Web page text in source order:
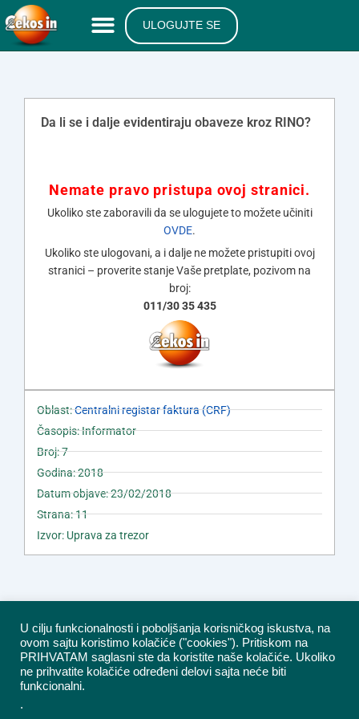
ULOGUJTE SE
Da li se i dalje evidentiraju obaveze kroz RINO?
Nemate pravo pristupa ovoj stranici.
Ukoliko ste zaboravili da se ulogujete to možete učiniti
OVDE.
Ukoliko ste ulogovani, a i dalje ne možete pristupiti ovoj
stranici – proverite stanje Vaše pretplate, pozivom na
broj:
011/30 35 435
Oblast:Centralni registar faktura (CRF)
Časopis: Informator
Broj: 7
Godina: 2018
Datum objave: 23/02/2018
Strana: 11
Izvor: Uprava za trezor
U cilju funkcionalnosti i poboljšanja korisničkog iskustva, na
ovom sajtu koristimo kolačiće ("cookies"). Pritiskom na
PRIHVATAM saglasni ste da koristite naše kolačiće. Ukoliko
ne prihvatite kolačiće određeni delovi sajta neće biti
funkcionalni.
.